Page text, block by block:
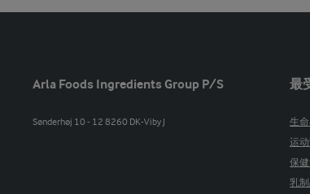
Arla Foods Ingredients Group P/S
Sønderhøj 10 - 12 8260 DK-Viby J
最
生
运
保
乳